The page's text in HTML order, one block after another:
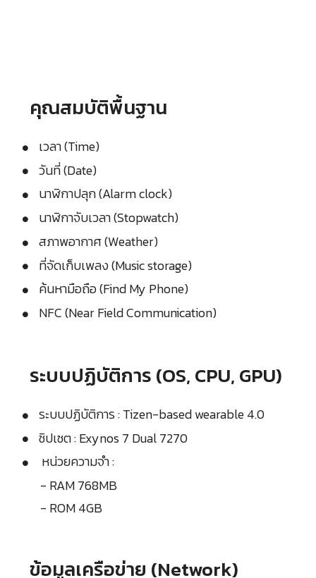
คุณสมบัติพื้นฐาน
เวลา (Time)
วันที่ (Date)
นาฬิกาปลุก (Alarm clock)
นาฬิกาจับเวลา (Stopwatch)
สภาพอากาศ (Weather)
ที่จัดเก็บเพลง (Music storage)
ค้นหามือถือ (Find My Phone)
NFC (Near Field Communication)
ระบบปฏิบัติการ (OS, CPU, GPU)
ระบบปฏิบัติการ : Tizen-based wearable 4.0
ชิปเซต : Exynos 7 Dual 7270
หน่วยความจำ :
- RAM 768MB
- ROM 4GB
ข้อมูลเครือข่าย (Network)